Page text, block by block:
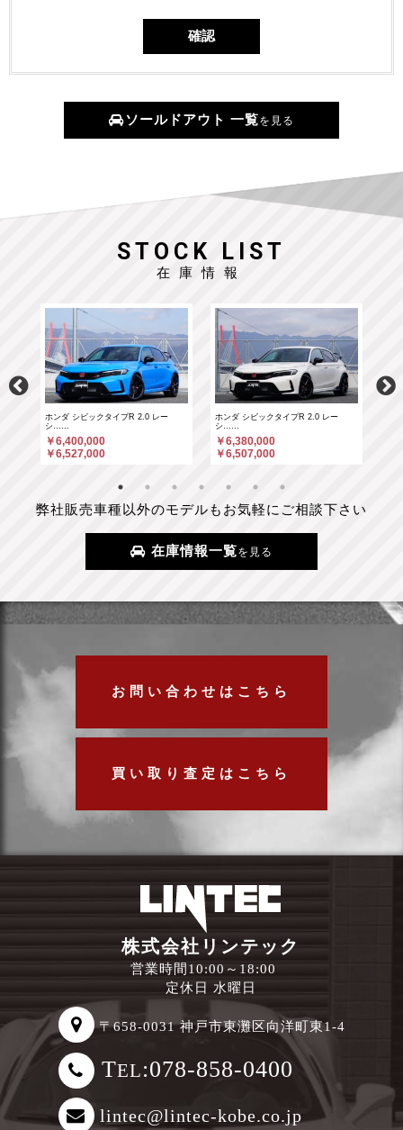
ソールドアウト 一覧を見る
STOCK LIST
在庫情報
ホンダ シビックタイプR 2.0 レー
シ……
￥6,400,000
￥6,527,000
ホンダ シビックタイプR 2.0 レー
シ……
￥6,380,000
￥6,507,000
弊社販売車種以外のモデルもお気軽にご相談下さい
在庫情報一覧を見る
お問い合わせはこちら
買い取り査定はこちら
株式会社リンテック
営業時間10:00～18:00
定休日 水曜日
〒658-0031 神戸市東灘区向洋町東1-4
TEL:078-858-0400
lintec@lintec-kobe.co.jp